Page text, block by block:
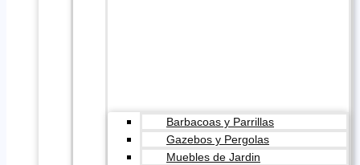
Barbacoas y Parrillas
Gazebos y Pergolas
Muebles de Jardin